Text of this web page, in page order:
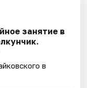
занятие в
в